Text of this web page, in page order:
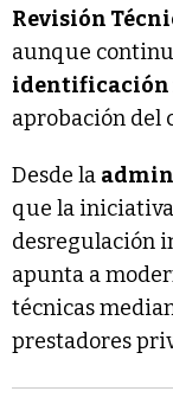
Revisión
aunque
identificación
aprobación del
Desde la
que la
desregulación
apunta a
técnicas
prestadores